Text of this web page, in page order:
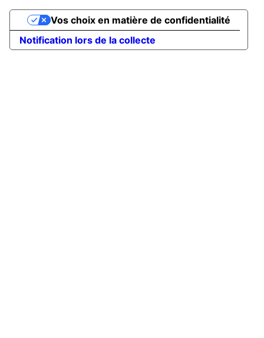
Notification lors de la collecte
Vos choix en matière de confidentialité